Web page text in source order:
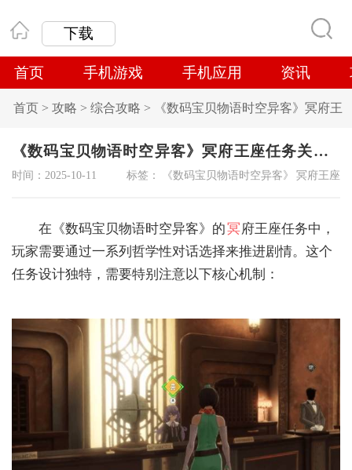
下载
首页 手机游戏 手机应用 资讯
首页 > 攻略 > 综合攻略 > ‌《数码宝贝物语时空异客》冥府王
座任务关键要点解析 ‌《数码宝贝物语时空异客》冥府王座任务关键要点解析
时间：2025-10-11 标签： ‌《数码宝贝物语时空异客》 冥府王座
在《数码宝贝物语时空异客》的冥府王座任务中，
玩家需要通过一系列哲学性对话选择来推进剧情。这个
任务设计独特，需要特别注意以下核心机制：